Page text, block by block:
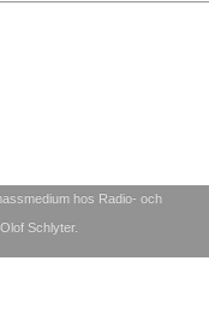
hos Radio- och
Schlyter.